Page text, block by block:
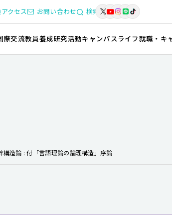
クセス お問い合わせ 検索
際交流教員養成研究活動キャンパスライフ就職・キ
構造論 : 付「言語理論の論理構造」序論